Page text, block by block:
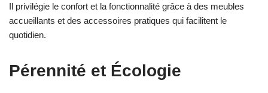
Il privilégie le confort et la fonctionnalité grâce à des meubles
accueillants et des accessoires pratiques qui facilitent le
quotidien.
Pérennité et Écologie